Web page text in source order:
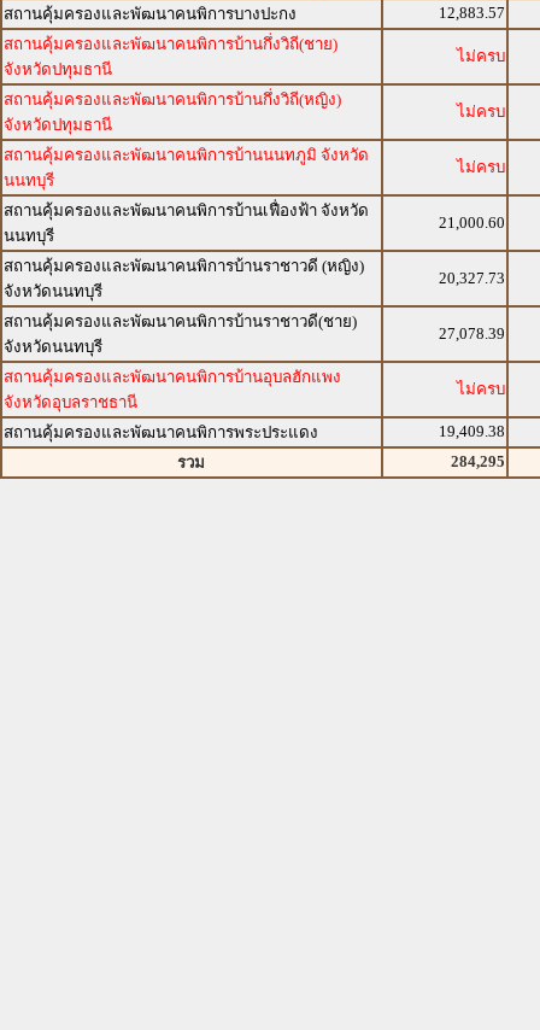
สถานคุ้มครองและพัฒนาคนพิการบางปะกง
12,883.57
สถานคุ้มครองและพัฒนาคนพิการบ้านกึ่งวิถี(ชาย)
จังหวัดปทุมธานี
ไม่ครบ
สถานคุ้มครองและพัฒนาคนพิการบ้านกึ่งวิถี(หญิง)
จังหวัดปทุมธานี
ไม่ครบ
สถานคุ้มครองและพัฒนาคนพิการบ้านนนทภูมิ จังหวัด
นนทบุรี
ไม่ครบ
สถานคุ้มครองและพัฒนาคนพิการบ้านเฟื่องฟ้า จังหวัด
นนทบุรี
21,000.60
สถานคุ้มครองและพัฒนาคนพิการบ้านราชาวดี (หญิง)
จังหวัดนนทบุรี
20,327.73
สถานคุ้มครองและพัฒนาคนพิการบ้านราชาวดี(ชาย)
จังหวัดนนทบุรี
27,078.39
สถานคุ้มครองและพัฒนาคนพิการบ้านอุบลฮักแพง
จังหวัดอุบลราชธานี
ไม่ครบ
สถานคุ้มครองและพัฒนาคนพิการพระประแดง
19,409.38
รวม
284,295